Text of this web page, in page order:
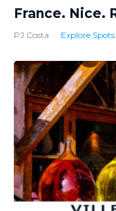
France. Nice.
PJ Costa · Explore Spots